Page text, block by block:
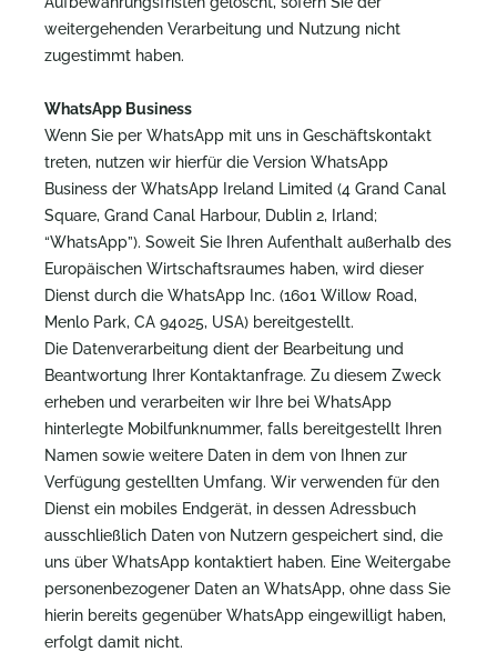
weitergehenden Verarbeitung und Nutzung nicht
zugestimmt haben.
WhatsApp Business
Wenn Sie per WhatsApp mit uns in Geschäftskontakt
treten, nutzen wir hierfür die Version WhatsApp
Business der WhatsApp Ireland Limited (4 Grand Canal
Square, Grand Canal Harbour, Dublin 2, Irland;
“WhatsApp”). Soweit Sie Ihren Aufenthalt außerhalb des
Europäischen Wirtschaftsraumes haben, wird dieser
Dienst durch die WhatsApp Inc. (1601 Willow Road,
Menlo Park, CA 94025, USA) bereitgestellt.
Die Datenverarbeitung dient der Bearbeitung und
Beantwortung Ihrer Kontaktanfrage. Zu diesem Zweck
erheben und verarbeiten wir Ihre bei WhatsApp
hinterlegte Mobilfunknummer, falls bereitgestellt Ihren
Namen sowie weitere Daten in dem von Ihnen zur
Verfügung gestellten Umfang. Wir verwenden für den
Dienst ein mobiles Endgerät, in dessen Adressbuch
ausschließlich Daten von Nutzern gespeichert sind, die
uns über WhatsApp kontaktiert haben. Eine Weitergabe
personenbezogener Daten an WhatsApp, ohne dass Sie
hierin bereits gegenüber WhatsApp eingewilligt haben,
erfolgt damit nicht.